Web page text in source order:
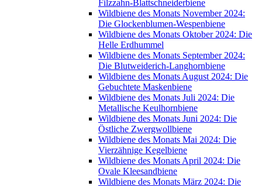
Filzzahn-Blattschneiderbiene
Wildbiene des Monats November 2024:
Die Glockenblumen-Wespenbiene
Wildbiene des Monats Oktober 2024: Die
Helle Erdhummel
Wildbiene des Monats September 2024:
Die Blutweiderich-Langhornbiene
Wildbiene des Monats August 2024: Die
Gebuchtete Maskenbiene
Wildbiene des Monats Juli 2024: Die
Metallische Keulhornbiene
Wildbiene des Monats Juni 2024: Die
Östliche Zwergwollbiene
Wildbiene des Monats Mai 2024: Die
Vierzähnige Kegelbiene
Wildbiene des Monats April 2024: Die
Ovale Kleesandbiene
Wildbiene des Monats März 2024: Die